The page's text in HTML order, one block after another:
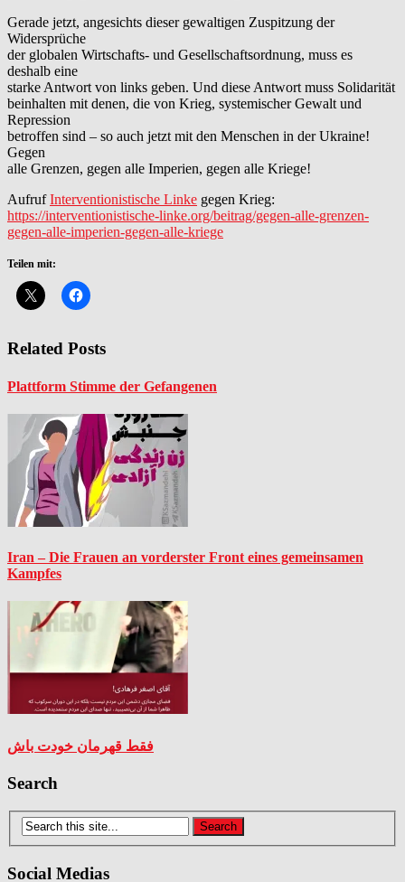
Gerade jetzt, angesichts dieser gewaltigen Zuspitzung der
Widersprüche
der globalen Wirtschafts- und Gesellschaftsordnung, muss es
deshalb eine
starke Antwort von links geben. Und diese Antwort muss Solidarität
beinhalten mit denen, die von Krieg, systemischer Gewalt und
Repression
betroffen sind – so auch jetzt mit den Menschen in der Ukraine!
Gegen
alle Grenzen, gegen alle Imperien, gegen alle Kriege!
AufrufInterventionistische Linke gegen Krieg:
https://interventionistische-linke.org/beitrag/gegen-alle-grenzen-
gegen-alle-imperien-gegen-alle-kriege
Teilen mit:
Related Posts
Plattform Stimme der Gefangenen
Iran – Die Frauen an vorderster Front eines gemeinsamen
Kampfes
فقط قهرمان خودت باش
Search
Social Medias